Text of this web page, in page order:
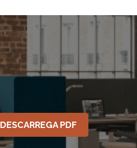
DESCARREGA PDF